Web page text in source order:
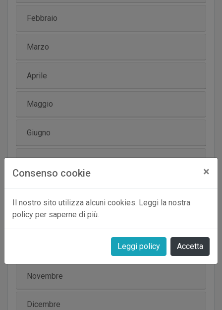
Consenso cookie ×
Il nostro sito utilizza alcuni cookies. Leggi la nostra
policy per saperne di più.
Leggi policy Accetta
Febbraio
Marzo
Aprile
Maggio
Giugno
Settembre
Novembre
Dicembre